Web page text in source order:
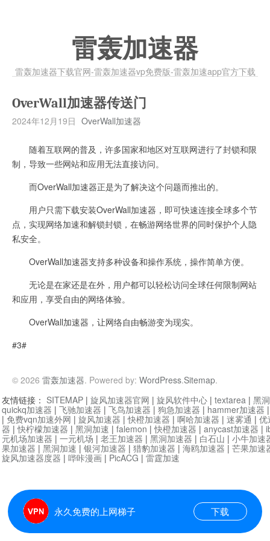
雷轰加速器
雷轰加速器下载官网-雷轰加速器vp免费版-雷轰加速app官方下载
OverWall加速器传送门
2024年12月19日 OverWall加速器
随着互联网的普及，许多国家和地区对互联网进行了封锁和限
制，导致一些网站和应用无法直接访问。
而OverWall加速器正是为了解决这个问题而推出的。
用户只需下载安装OverWall加速器，即可快速连接全球多个节
点，实现网络加速和解锁封锁，在畅游网络世界的同时保护个人隐
私安全。
OverWall加速器支持多种设备和操作系统，操作简单方便。
无论是在家还是在外，用户都可以轻松访问全球任何限制网站
和应用，享受自由的网络体验。
OverWall加速器，让网络自由畅游变为现实。
#3#
© 2026 雷轰加速器. Powered by: WordPress.Sitemap.
永久免费的上网梯子 下载
友情链接： SITEMAP | 旋风加速器官网 | 旋风软件中心 | textarea | 黑
quickq加速器 | 飞驰加速器 | 飞鸟加速器 | 狗急加速器 | hammer加速器
| 免费vqn加速外网 | 旋风加速器 |快橙加速器 | 啊哈加速器 | 迷雾通 | 优
器 |快柠檬加速器 | 黑洞加速 | falemon |快橙加速器 | anycast加速器 |
元机场加速器 | 一元机场 | 老王加速器 | 黑洞加速器 | 白石山 | 小牛加速
果加速器 | 黑洞加速 | 银河加速器 | 猎豹加速器 | 海鸥加速器 | 芒果加速
旋风加速器度器 | 哔咔漫画 | PicACG | 雷霆加速